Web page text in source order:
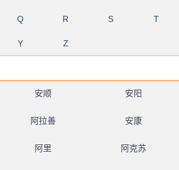
Q R S T
Y Z
安顺 安阳
阿拉善 安康
阿里 阿克苏